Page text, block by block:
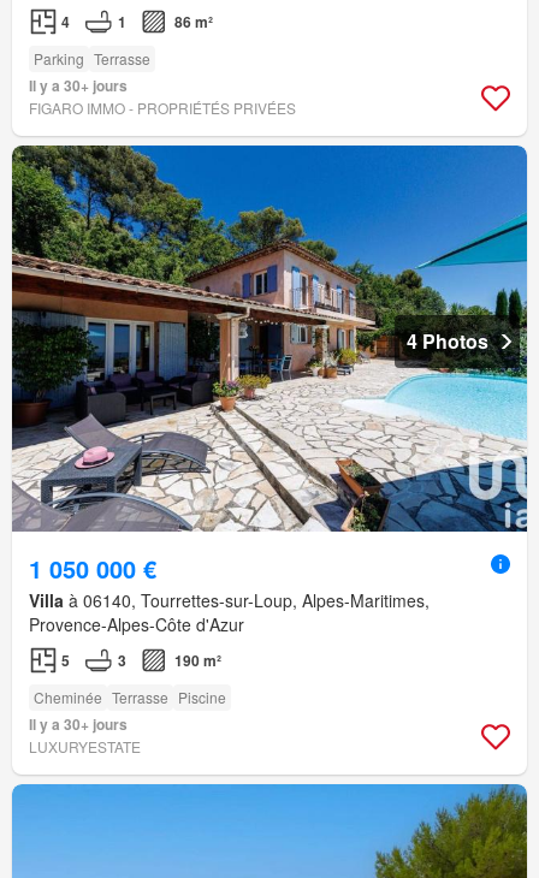
4 1 86 m²
Parking Terrasse
Il y a 30+ jours
FIGARO IMMO - PROPRIÉTÉS PRIVÉES
4 Photos
1 050 000 €
Villa à 06140, Tourrettes-sur-Loup, Alpes-Maritimes,
Provence-Alpes-Côte d'Azur
5 3 190 m²
Cheminée Terrasse Piscine
Il y a 30+ jours
LUXURYESTATE